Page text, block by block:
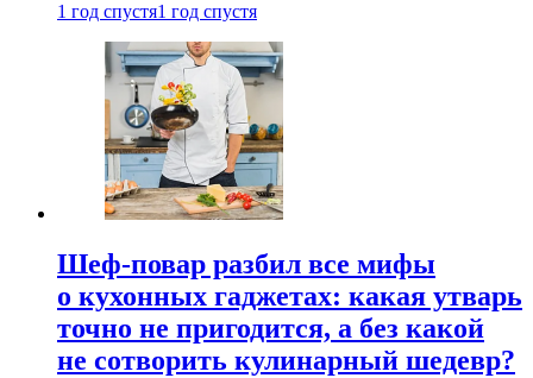
1 год спустя1 год спустя
Шеф-повар разбил все мифы
о кухонных гаджетах: какая утварь
точно не пригодится, а без какой
не сотворить кулинарный шедевр?